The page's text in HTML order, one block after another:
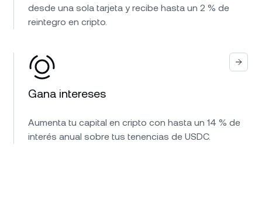
desde una sola tarjeta y recibe hasta un 2 % de
reintegro en cripto.
Gana intereses
Aumenta tu capital en cripto con hasta un 14 % de
interés anual sobre tus tenencias de USDC.